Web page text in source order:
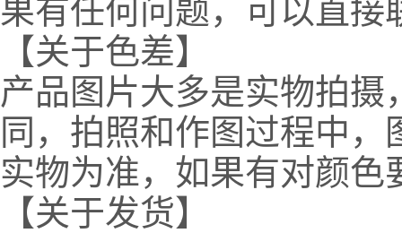
果有任何问题，可以直接
【关于色差】
产品图片大多是实物拍
同，拍照和作图过程中
实物为准，如果有对颜
【关于发货】